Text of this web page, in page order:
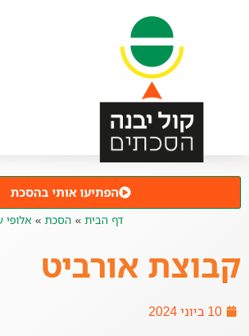
הפתיעו אותי בהסכת
דף הבית » הסכת » אלופי
קבוצת אורביט
10 ביוני 2024